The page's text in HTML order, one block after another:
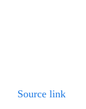
Source link